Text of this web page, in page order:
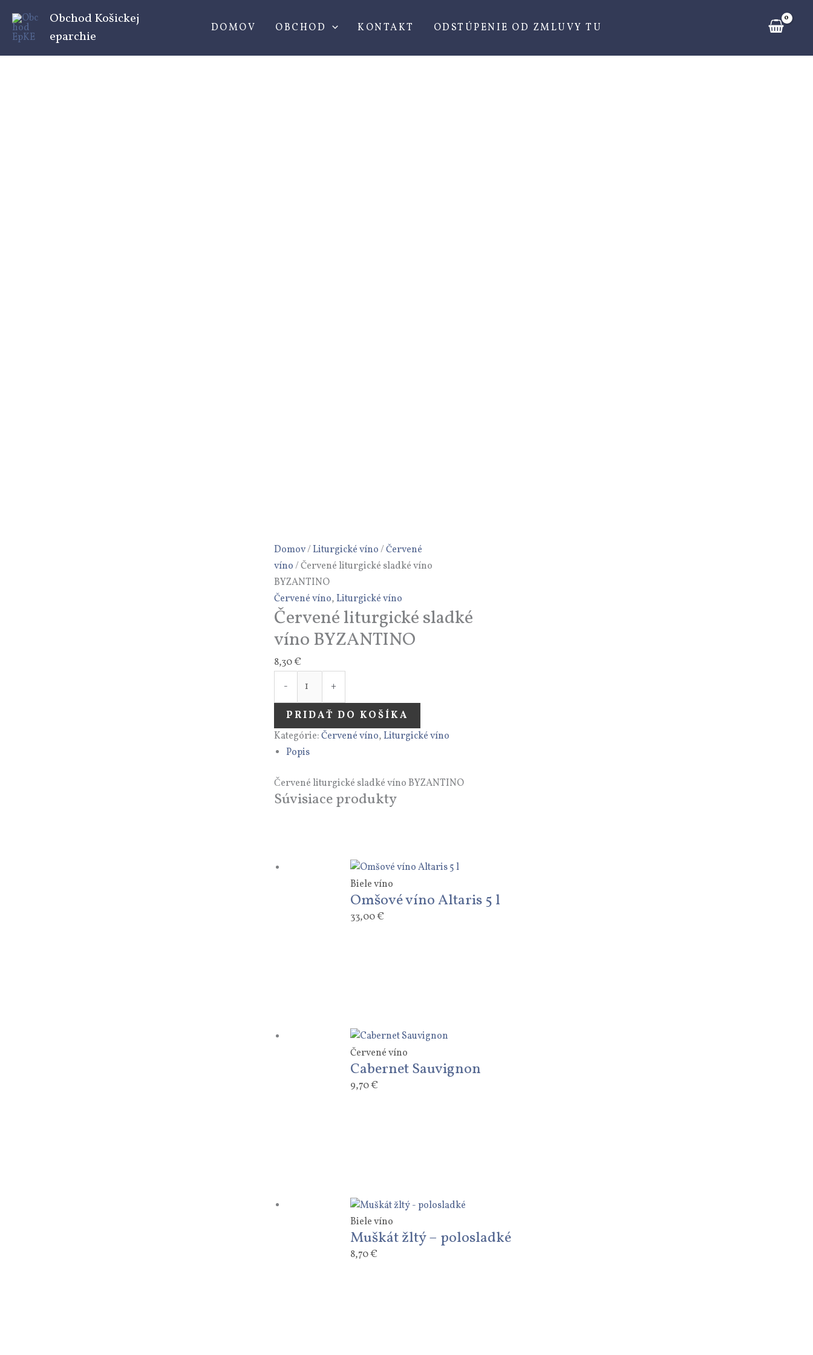
obsah
Obchod Košickej
eparchie
DOMOV OBCHOD KONTAKT ODSTÚPENIE OD ZMLUVY TU
Domov/Liturgické víno/Červené
víno/ Červené liturgické sladké víno
BYZANTINO
Červené víno,Liturgické víno
Červené liturgické sladké
víno BYZANTINO
8,30€
-
Červené
sladké
+
PRIDAŤ DO KOŠÍKA
Kategórie:Červené víno,Liturgické víno
Popis
Červené liturgické sladké víno BYZANTINO
Súvisiace produkty
Biele víno
Omšové víno Altaris 5 l
33,00€
Červené víno
Cabernet Sauvignon
9,70€
Biele víno
Muškát žltý – polosladké
8,70€